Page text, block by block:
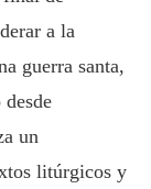
a la
guerra santa,
un
litúrgicos y